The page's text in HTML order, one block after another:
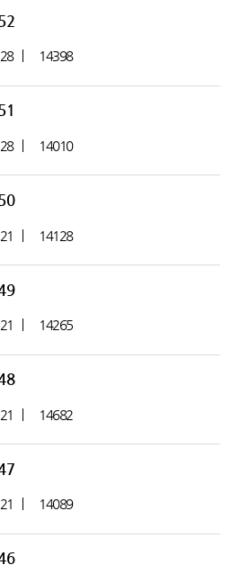
14398
14010
14128
14265
14682
14089